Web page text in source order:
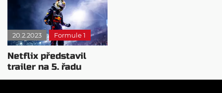
20.2.2023 Formule 1
Netflix představil
trailer na 5. řadu
Drive to Survive